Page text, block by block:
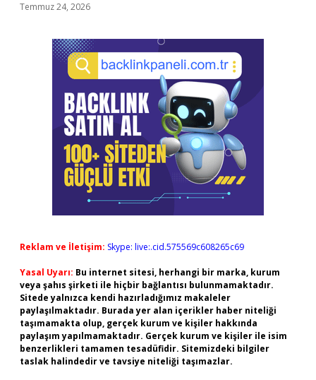
Temmuz 24, 2026
Reklam ve İletişim: Skype: live:.cid.575569c608265c69
Yasal Uyarı: Bu internet sitesi, herhangi bir marka, kurum
veya şahıs şirketi ile hiçbir bağlantısı bulunmamaktadır.
Sitede yalnızca kendi hazırladığımız makaleler
paylaşılmaktadır. Burada yer alan içerikler haber niteliği
taşımamakta olup, gerçek kurum ve kişiler hakkında
paylaşım yapılmamaktadır. Gerçek kurum ve kişiler ile isim
benzerlikleri tamamen tesadüfidir. Sitemizdeki bilgiler
taslak halindedir ve tavsiye niteliği taşımazlar.